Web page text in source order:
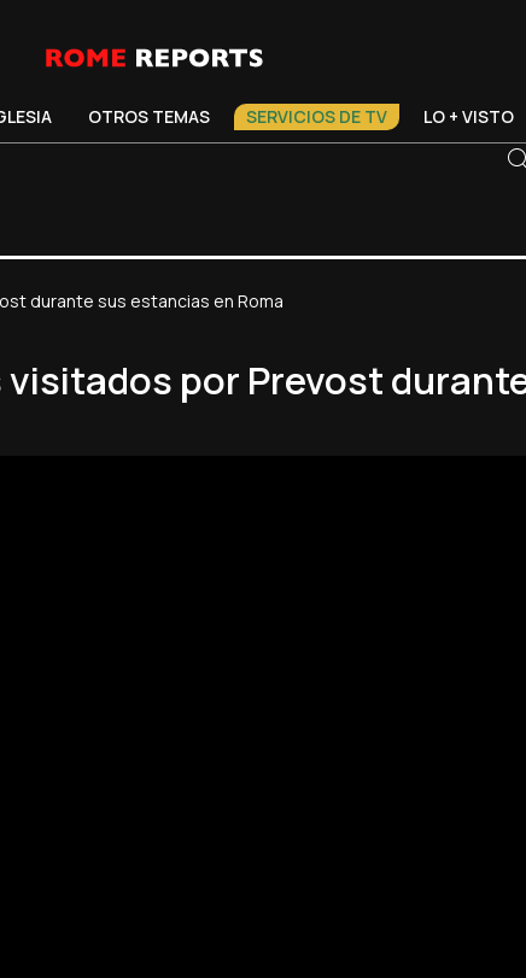
OTROS TEMAS SERVICIOS DE TV LO + VISTO
durante sus estancias en Roma
por Prevost